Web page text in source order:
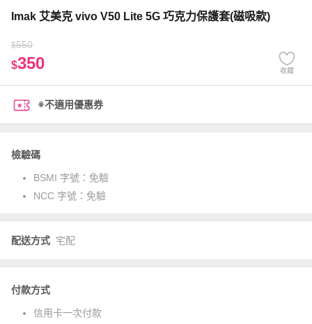
Imak 艾美克 vivo V50 Lite 5G 巧克力保護套(磁吸款)
$550
$350 收藏
※不適用優惠券
檢驗碼
BSMI 字號： 免驗
NCC 字號： 免驗
配送方式 宅配
付款方式
信用卡一次付款